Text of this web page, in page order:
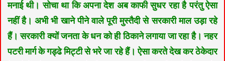
मनाई थी। सोचा था कि अपना देश अब काफी सुधर रहा है परंतु ऐसा
नहीं है। अभी भी खाने पीने वाले पूरी मुस्तैदी से सरकारी माल उड़ा रहे
हैं। सरकारी क्यों जनता के धन को ही ठिकाने लगाया जा रहा है।नहर
पटरी मार्ग के गड्ढे मिट्टी से भरे जा रहे हैं। ऐसा करते देख कर ठेकेदार